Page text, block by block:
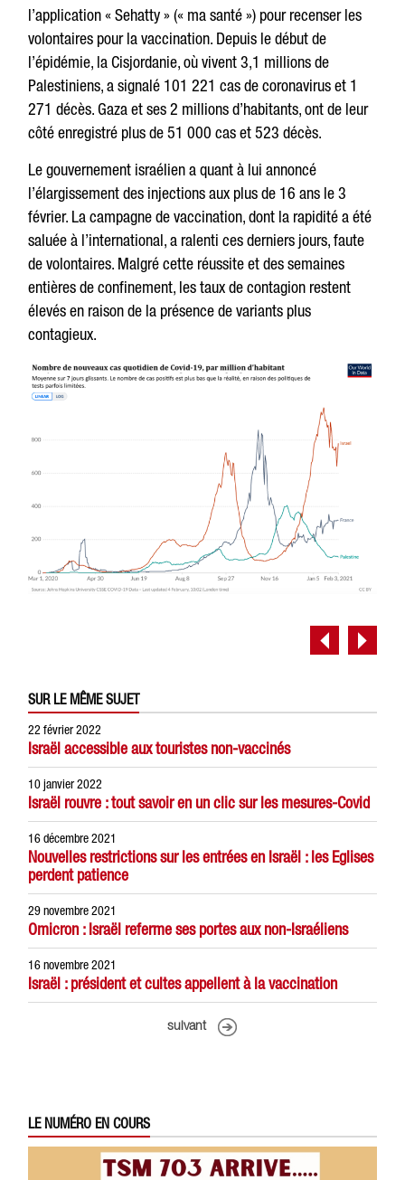
l’application « Sehatty » (« ma santé ») pour recenser les
volontaires pour la vaccination. Depuis le début de
l’épidémie, la Cisjordanie, où vivent 3,1 millions de
Palestiniens, a signalé 101 221 cas de coronavirus et 1
271 décès. Gaza et ses 2 millions d’habitants, ont de leur
côté enregistré plus de 51 000 cas et 523 décès.
Le gouvernement israélien a quant à lui annoncé
l’élargissement des injections aux plus de 16 ans le 3
février. La campagne de vaccination, dont la rapidité a été
saluée à l’international, a ralenti ces derniers jours, faute
de volontaires. Malgré cette réussite et des semaines
entières de confinement, les taux de contagion restent
élevés en raison de la présence de variants plus
contagieux.
SUR LE MÊME SUJET
22 février 2022
Israël accessible aux touristes non-vaccinés
10 janvier 2022
Israël rouvre : tout savoir en un clic sur les mesures-Covid
16 décembre 2021
Nouvelles restrictions sur les entrées en Israël : les Eglises
perdent patience
29 novembre 2021
Omicron : Israël referme ses portes aux non-Israéliens
16 novembre 2021
Israël : président et cultes appellent à la vaccination
suivant
LE NUMÉRO EN COURS